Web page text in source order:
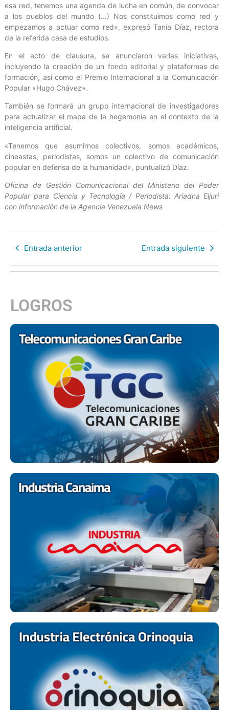
esa red, tenemos una agenda de lucha en común, de convocar
a los pueblos del mundo (…) Nos constituimos como red y
empezamos a actuar como red», expresó Tania Díaz, rectora
de la referida casa de estudios.
En el acto de clausura, se anunciaron varias iniciativas,
incluyendo la creación de un fondo editorial y plataformas de
formación, así como el Premio Internacional a la Comunicación
Popular «Hugo Chávez».
También se formará un grupo internacional de investigadores
para actualizar el mapa de la hegemonía en el contexto de la
inteligencia artificial.
«Tenemos que asumirnos colectivos, somos académicos,
cineastas, periodistas, somos un colectivo de comunicación
popular en defensa de la humanidad», puntualizó Díaz.
Oficina de Gestión Comunicacional del Ministerio del Poder
Popular para Ciencia y Tecnología / Periodista: Ariadna Eljuri
con información de la Agencia Venezuela News
Entrada anterior Entrada siguiente
LOGROS